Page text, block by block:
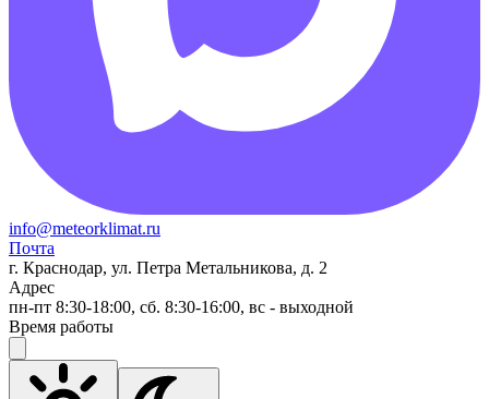
info@meteorklimat.ru
Почта
г. Краснодар, ул. Петра Метальникова, д. 2
Адрес
пн-пт 8:30-18:00, сб. 8:30-16:00, вс - выходной
Время работы